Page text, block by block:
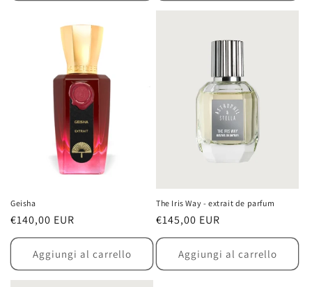
Geisha
Prezzo
di
listino
€140,00 EUR
Aggiungi al carrello
The Iris Way - extrait de parfum
Prezzo
di
listino
€145,00 EUR
Aggiungi al carrello